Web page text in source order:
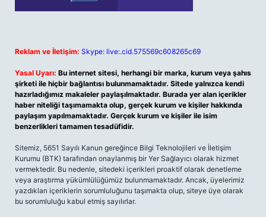
Reklam ve İletişim: Skype: live:.cid.575569c608265c69
Yasal Uyarı: Bu internet sitesi, herhangi bir marka, kurum veya şahıs
şirketi ile hiçbir bağlantısı bulunmamaktadır. Sitede yalnızca kendi
hazırladığımız makaleler paylaşılmaktadır. Burada yer alan içerikler
haber niteliği taşımamakta olup, gerçek kurum ve kişiler hakkında
paylaşım yapılmamaktadır. Gerçek kurum ve kişiler ile isim
benzerlikleri tamamen tesadüfidir.
Sitemiz, 5651 Sayılı Kanun gereğince Bilgi Teknolojileri ve İletişim
Kurumu (BTK) tarafından onaylanmış bir Yer Sağlayıcı olarak hizmet
vermektedir. Bu nedenle, sitedeki içerikleri proaktif olarak denetleme
veya araştırma yükümlülüğümüz bulunmamaktadır. Ancak, üyelerimiz
yazdıkları içeriklerin sorumluluğunu taşımakta olup, siteye üye olarak
bu sorumluluğu kabul etmiş sayılırlar.